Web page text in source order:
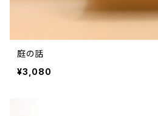
庭の話
¥3,080